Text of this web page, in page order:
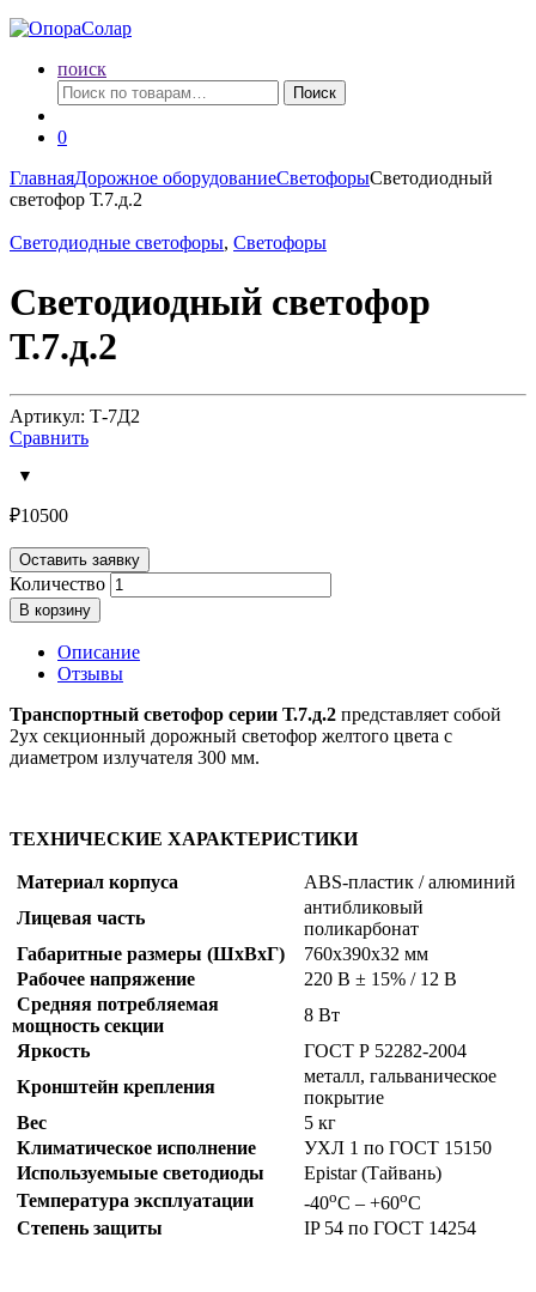
поиск
Искать:
Поиск
0
ГлавнаяДорожное оборудованиеСветофорыСветодиодный
светофор Т.7.д.2
Светодиодные светофоры, Светофоры
Светодиодный светофор
Т.7.д.2
Артикул: Т-7Д2
Сравнить
₽10500
Оставить заявку
Количество
В корзину
Описание
Отзывы
Транспортный светофор серии Т.7.д.2 представляет собой
2ух секционный дорожный светофор желтого цвета с
диаметром излучателя 300 мм.
ТЕХНИЧЕСКИЕ ХАРАКТЕРИСТИКИ
Материал корпуса
ABS-пластик / алюминий
Лицевая часть
антибликовый
поликарбонат
Габаритные размеры (ШхВхГ)
760х390х32 мм
Рабочее напряжение
220 В ± 15% / 12 В
Средняя потребляемая
мощность секции
8 Вт
Яркость
ГОСТ Р 52282-2004
Кронштейн крепления
металл, гальваническое
покрытие
Вес
5 кг
Климатическое исполнение
УХЛ 1 по ГОСТ 15150
Используемыые светодиоды
Epistar (Тайвань)
Температура эксплуатации
-40оС – +60оС
Степень защиты
IP 54 по ГОСТ 14254